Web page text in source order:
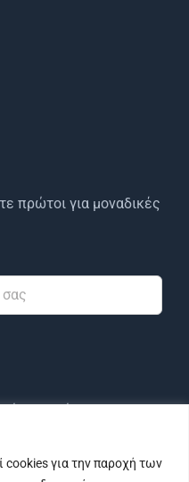
cookies για την παροχή των
πρώτοι για μοναδικές
Απορρήτου και τους